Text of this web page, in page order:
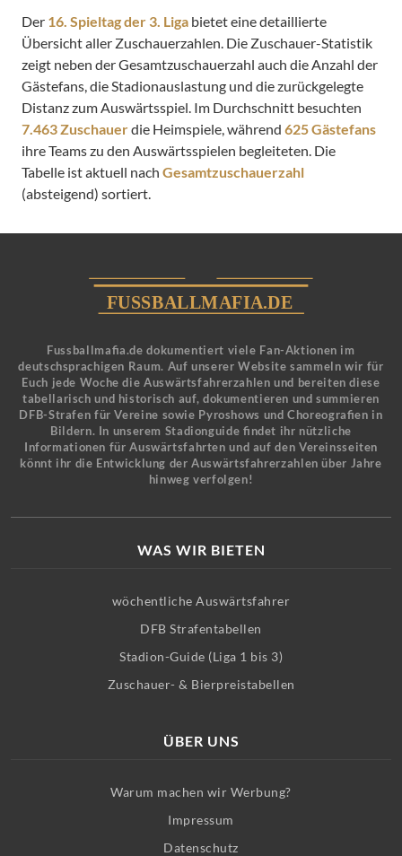
Der 16. Spieltag der 3. Liga bietet eine detaillierte
Übersicht aller Zuschauerzahlen. Die Zuschauer-Statistik
zeigt neben der Gesamtzuschauerzahl auch die Anzahl der
Gästefans, die Stadionauslastung und die zurückgelegte
Distanz zum Auswärtsspiel. Im Durchschnitt besuchten
7.463 Zuschauerdie Heimspiele, während 625 Gästefans
ihre Teams zu den Auswärtsspielen begleiteten. Die
Tabelle ist aktuell nach Gesamtzuschauerzahl
(absteigend) sortiert.
Fussballmafia.de dokumentiert viele Fan-Aktionen im
deutschsprachigen Raum. Auf unserer Website sammeln wir für
Euch jede Woche die Auswärtsfahrerzahlen und bereiten diese
tabellarisch und historisch auf, dokumentieren und summieren
DFB-Strafen für Vereine sowie Pyroshows und Choreografien in
Bildern. In unserem Stadionguide findet ihr nützliche
Informationen für Auswärtsfahrten und auf den Vereinsseiten
könnt ihr die Entwicklung der Auswärtsfahrerzahlen über Jahre
hinweg verfolgen!
WAS WIR BIETEN
wöchentliche Auswärtsfahrer
DFB Strafentabellen
Stadion-Guide (Liga 1 bis 3)
Zuschauer- & Bierpreistabellen
ÜBER UNS
Warum machen wir Werbung?
Impressum
Datenschutz